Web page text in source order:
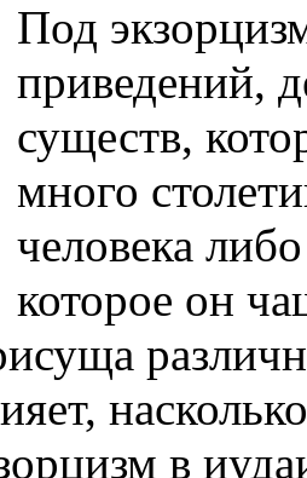
Под
приведений,
существ,
много
человека
которое он
в